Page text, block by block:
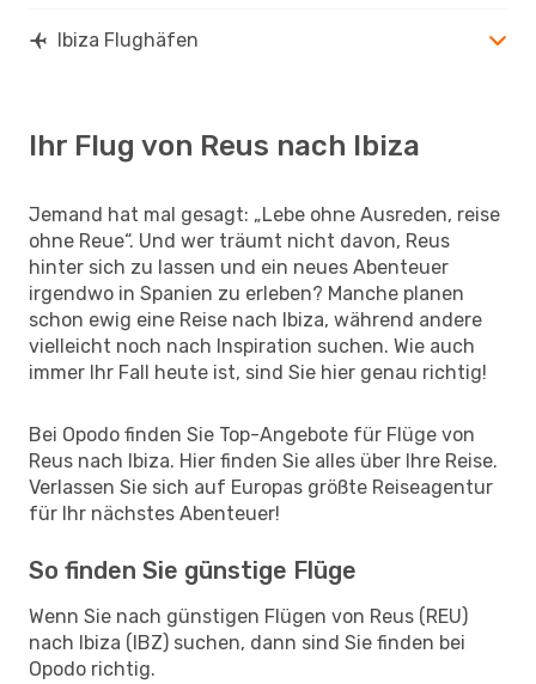
Ibiza Flughäfen
Ihr Flug von Reus nach Ibiza
Jemand hat mal gesagt: „Lebe ohne Ausreden, reise
ohne Reue“. Und wer träumt nicht davon, Reus
hinter sich zu lassen und ein neues Abenteuer
irgendwo in Spanien zu erleben? Manche planen
schon ewig eine Reise nach Ibiza, während andere
vielleicht noch nach Inspiration suchen. Wie auch
immer Ihr Fall heute ist, sind Sie hier genau richtig!
Bei Opodo finden Sie Top-Angebote für Flüge von
Reus nach Ibiza. Hier finden Sie alles über Ihre Reise.
Verlassen Sie sich auf Europas größte Reiseagentur
für Ihr nächstes Abenteuer!
So finden Sie günstige Flüge
Wenn Sie nach günstigen Flügen von Reus (REU)
nach Ibiza (IBZ) suchen, dann sind Sie finden bei
Opodo richtig.